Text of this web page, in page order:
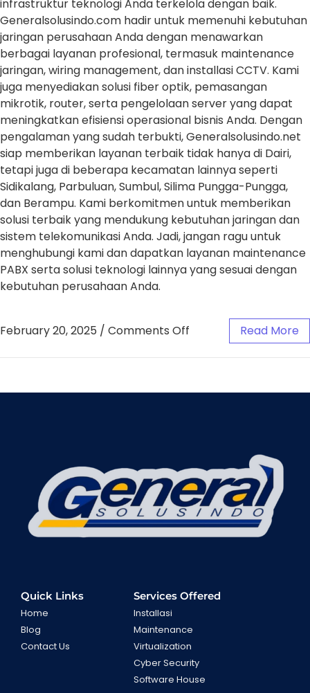
infrastruktur teknologi Anda terkelola dengan baik.
Generalsolusindo.com hadir untuk memenuhi kebutuhan
jaringan perusahaan Anda dengan menawarkan
berbagai layanan profesional, termasuk maintenance
jaringan, wiring management, dan installasi CCTV. Kami
juga menyediakan solusi fiber optik, pemasangan
mikrotik, router, serta pengelolaan server yang dapat
meningkatkan efisiensi operasional bisnis Anda. Dengan
pengalaman yang sudah terbukti, Generalsolusindo.net
siap memberikan layanan terbaik tidak hanya di Dairi,
tetapi juga di beberapa kecamatan lainnya seperti
Sidikalang, Parbuluan, Sumbul, Silima Pungga-Pungga,
dan Berampu. Kami berkomitmen untuk memberikan
solusi terbaik yang mendukung kebutuhan jaringan dan
sistem telekomunikasi Anda. Jadi, jangan ragu untuk
menghubungi kami dan dapatkan layanan maintenance
PABX serta solusi teknologi lainnya yang sesuai dengan
kebutuhan perusahaan Anda.
February 20, 2025 / Comments Off Read More
Quick Links
Home
Blog
Contact Us
Services Offered
Installasi
Maintenance
Virtualization
Cyber Security
Software House